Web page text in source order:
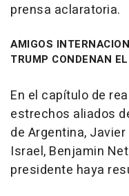
prensa aclaratoria.
AMIGOS
TRUMP CONDENAN
En el capítulo de
estrechos aliados
de Argentina,
Israel, Benjamin
presidente haya